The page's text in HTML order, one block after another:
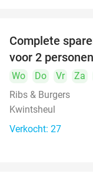
Complete
voor 2
Wo Do Vr Za
Ribs & Burgers
Kwintsheul
Verkocht: 27